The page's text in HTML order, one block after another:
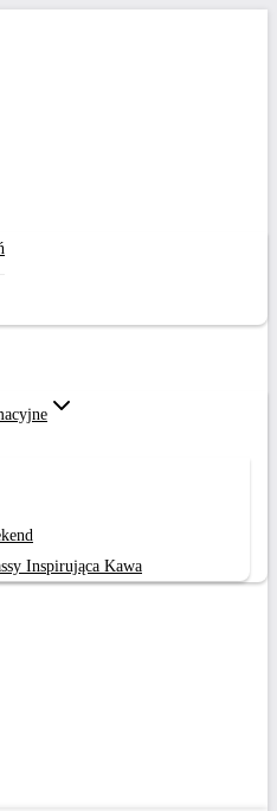
Inspirująca Kawa